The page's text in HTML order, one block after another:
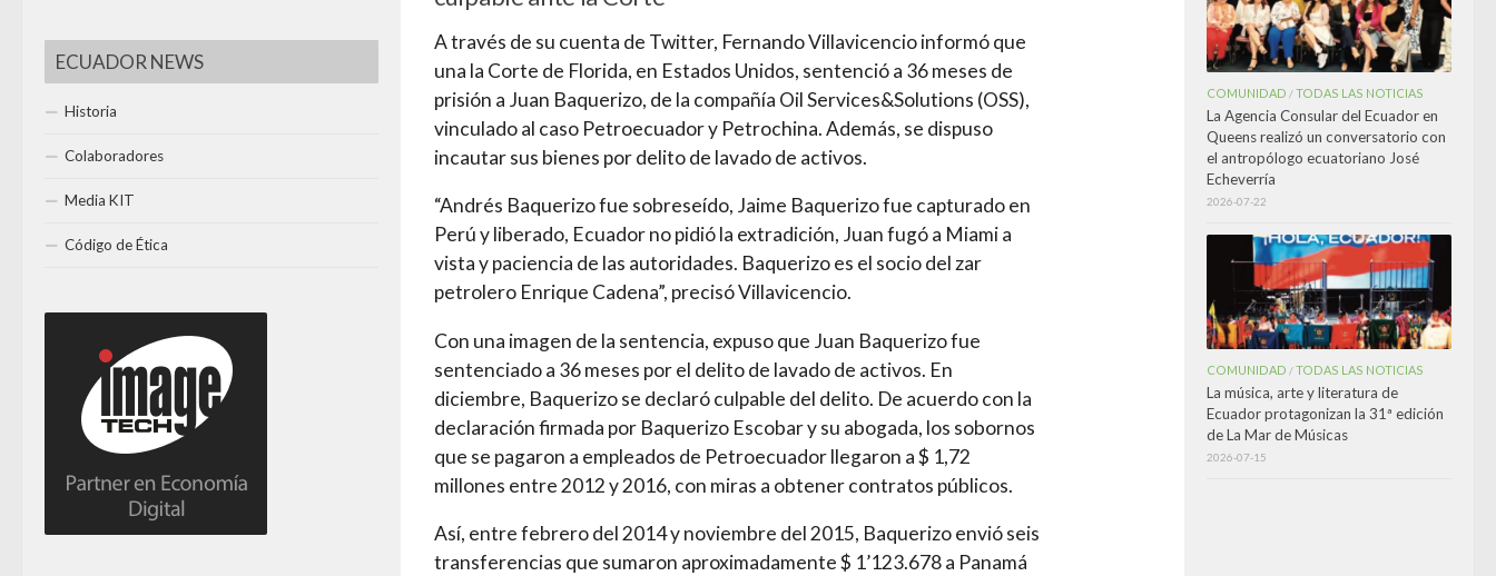
A través de su cuenta de Twitter, Fernando Villavicencio informó que
una la Corte de Florida, en Estados Unidos, sentenció a 36 meses de
prisión a Juan Baquerizo, de la compañía Oil Services&Solutions (OSS),
vinculado al caso Petroecuador y Petrochina. Además, se dispuso
incautar sus bienes por delito de lavado de activos.
“Andrés Baquerizo fue sobreseído, Jaime Baquerizo fue capturado en
Perú y liberado, Ecuador no pidió la extradición, Juan fugó a Miami a
vista y paciencia de las autoridades. Baquerizo es el socio del zar
petrolero Enrique Cadena”, precisó Villavicencio.
Con una imagen de la sentencia, expuso que Juan Baquerizo fue
sentenciado a 36 meses por el delito de lavado de activos. En
diciembre, Baquerizo se declaró culpable del delito. De acuerdo con la
declaración firmada por Baquerizo Escobar y su abogada, los sobornos
que se pagaron a empleados de Petroecuador llegaron a $ 1,72
millones entre 2012 y 2016, con miras a obtener contratos públicos.
Así, entre febrero del 2014 y noviembre del 2015, Baquerizo envió seis
transferencias que sumaron aproximadamente $ 1’123.678 a Panamá
ECUADOR NEWS
Historia
Colaboradores
Media KIT
Código de Ética
COMUNIDAD /TODAS LAS NOTICIAS
La Agencia Consular del Ecuador en
Queens realizó un conversatorio con
el antropólogo ecuatoriano José
Echeverría
2026-07-22
COMUNIDAD /TODAS LAS NOTICIAS
La música, arte y literatura de
Ecuador protagonizan la 31ª edición
de La Mar de Músicas
2026-07-15